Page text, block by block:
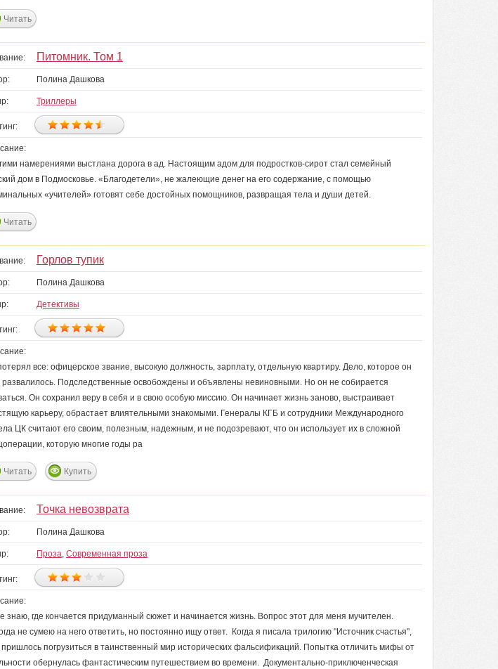
Читать
Питомник. Том 1
Полина Дашкова
Триллеры
намерениями выстлана дорога в ад. Настоящим адом для подростков-сирот стал семейный
дом в Подмосковье. «Благодетели», не жалеющие денег на его содержание, с помощью
«учителей» готовят себе достойных помощников, развращая тела и души детей.
Читать
Горлов тупик
Полина Дашкова
Детективы
все: офицерское звание, высокую должность, зарплату, отдельную квартиру. Дело, которое он
развалилось. Подследственные освобождены и объявлены невиновными. Но он не собирается
Он сохранил веру в себя и в свою особую миссию. Он начинает жизнь заново, выстраивает
карьеру, обрастает влиятельными знакомыми. Генералы КГБ и сотрудники Международного
ЦК считают его своим, полезным, надежным, и не подозревают, что он использует их в сложной
которую многие годы ра
Читать Купить
Точка невозврата
Полина Дашкова
Проза, Современная проза
знаю, где кончается придуманный сюжет и начинается жизнь. Вопрос этот для меня мучителен.
не сумею на него ответить, но постоянно ищу ответ. Когда я писала трилогию "Источник счастья",
погрузиться в таинственный мир исторических фальсификаций. Попытка отличить мифы от
обернулась фантастическим путешествием во времени. Документально-приключенческая